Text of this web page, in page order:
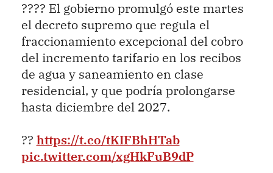
???? El gobierno promulgó este martes
el decreto supremo que regula el
fraccionamiento excepcional del cobro
del incremento tarifario en los recibos
de agua y saneamiento en clase
residencial, y que podría prolongarse
hasta diciembre del 2027.
?? https://t.co/tKIFBhHTab
pic.twitter.com/xgHkFuB9dP